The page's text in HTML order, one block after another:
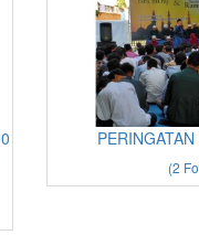
(2